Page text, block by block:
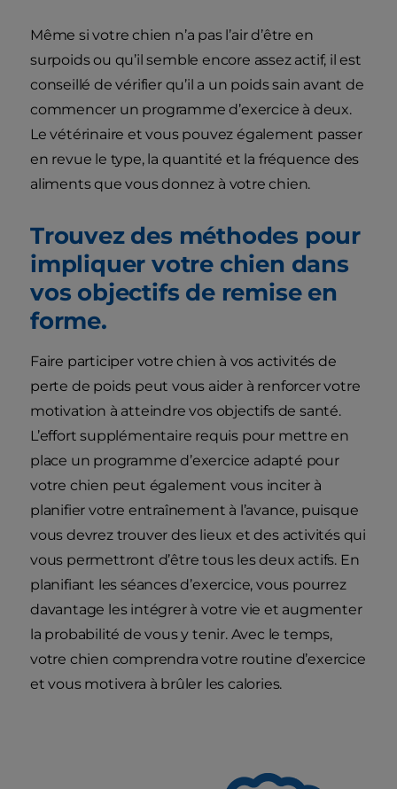
Même si votre chien n’a pas l’air d’être en
surpoids ou qu’il semble encore assez actif, il est
conseillé de vérifier qu’il a un poids sain avant de
commencer un programme d’exercice à deux.
Le vétérinaire et vous pouvez également passer
en revue le type, la quantité et la fréquence des
aliments que vous donnez à votre chien.
Trouvez des méthodes pour
impliquer votre chien dans
vos objectifs de remise en
forme.
Faire participer votre chien à vos activités de
perte de poids peut vous aider à renforcer votre
motivation à atteindre vos objectifs de santé.
L’effort supplémentaire requis pour mettre en
place un programme d’exercice adapté pour
votre chien peut également vous inciter à
planifier votre entraînement à l’avance, puisque
vous devrez trouver des lieux et des activités qui
vous permettront d’être tous les deux actifs. En
planifiant les séances d’exercice, vous pourrez
davantage les intégrer à votre vie et augmenter
la probabilité de vous y tenir. Avec le temps,
votre chien comprendra votre routine d’exercice
et vous motivera à brûler les calories.